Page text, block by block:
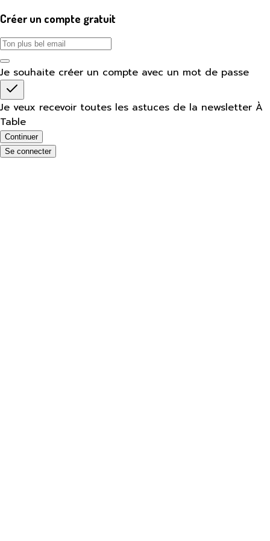
Créer un compte gratuit
Je souhaite créer un compte avec un mot de passe
Je veux recevoir toutes les astuces de la newsletter À
Table
Continuer
Se connecter